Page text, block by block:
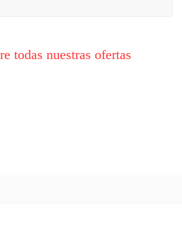
todas nuestras ofertas